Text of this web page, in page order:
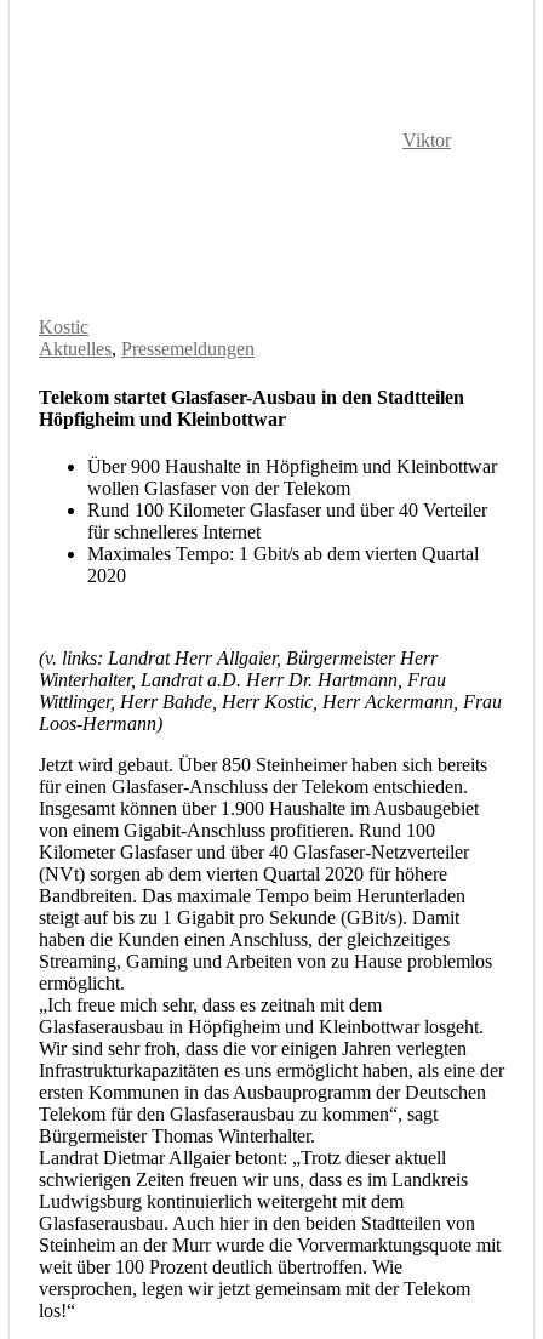
Viktor
Kostic
Aktuelles, Pressemeldungen
Telekom startet Glasfaser-Ausbau in den Stadtteilen
Höpfigheim und Kleinbottwar
Über 900 Haushalte in Höpfigheim und Kleinbottwar
wollen Glasfaser von der Telekom
Rund 100 Kilometer Glasfaser und über 40 Verteiler
für schnelleres Internet
Maximales Tempo: 1 Gbit/s ab dem vierten Quartal
2020
(v. links: Landrat Herr Allgaier, Bürgermeister Herr
Winterhalter, Landrat a.D. Herr Dr. Hartmann, Frau
Wittlinger, Herr Bahde, Herr Kostic, Herr Ackermann, Frau
Loos-Hermann)
Jetzt wird gebaut. Über 850 Steinheimer haben sich bereits
für einen Glasfaser-Anschluss der Telekom entschieden.
Insgesamt können über 1.900 Haushalte im Ausbaugebiet
von einem Gigabit-Anschluss profitieren. Rund 100
Kilometer Glasfaser und über 40 Glasfaser-Netzverteiler
(NVt) sorgen ab dem vierten Quartal 2020 für höhere
Bandbreiten. Das maximale Tempo beim Herunterladen
steigt auf bis zu 1 Gigabit pro Sekunde (GBit/s). Damit
haben die Kunden einen Anschluss, der gleichzeitiges
Streaming, Gaming und Arbeiten von zu Hause problemlos
ermöglicht.
„Ich freue mich sehr, dass es zeitnah mit dem
Glasfaserausbau in Höpfigheim und Kleinbottwar losgeht.
Wir sind sehr froh, dass die vor einigen Jahren verlegten
Infrastrukturkapazitäten es uns ermöglicht haben, als eine der
ersten Kommunen in das Ausbauprogramm der Deutschen
Telekom für den Glasfaserausbau zu kommen“, sagt
Bürgermeister Thomas Winterhalter.
Landrat Dietmar Allgaier betont: „Trotz dieser aktuell
schwierigen Zeiten freuen wir uns, dass es im Landkreis
Ludwigsburg kontinuierlich weitergeht mit dem
Glasfaserausbau. Auch hier in den beiden Stadtteilen von
Steinheim an der Murr wurde die Vorvermarktungsquote mit
weit über 100 Prozent deutlich übertroffen. Wie
versprochen, legen wir jetzt gemeinsam mit der Telekom
los!“